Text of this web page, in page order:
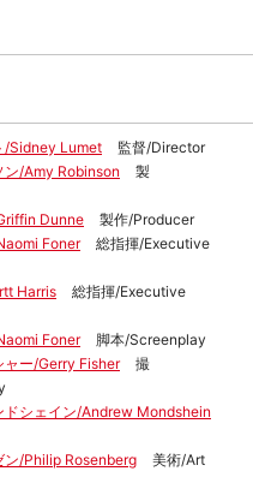
/Sidney Lumet
監督/Director
ン/Amy Robinson
製
Dunne
製作/Producer
Foner
総指揮/Executive
Harris
総指揮/Executive
Foner
脚本/Screenplay
ャー/Gerry Fisher
撮
ドシェイン/Andrew Mondshein
ン/Philip Rosenberg
美術/Art